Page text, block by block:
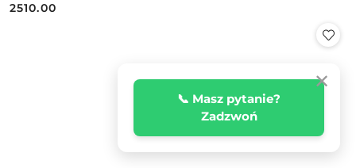
✕
📞 Masz pytanie?
Zadzwoń
Cena:
2510.00